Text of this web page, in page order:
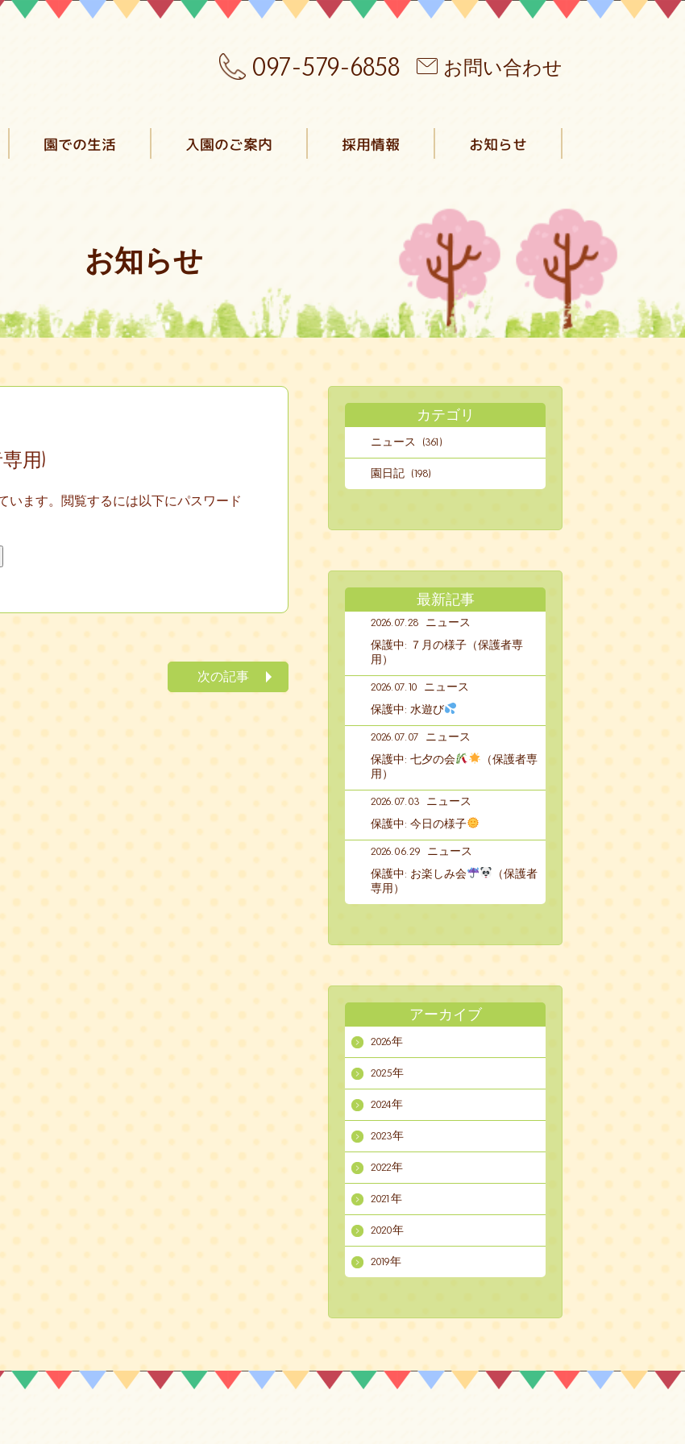
097-579-6858 お問い合わせ
園での生活 入園のご案内 採用情報 お知らせ
お知らせ
用)
います。閲覧するには以下にパスワード
次の記事
カテゴリ
ニュース (361)
園日記 (198)
最新記事
2026.07.28
ニュース
保護中: ７月の様子（保護者専
用）
2026.07.10
ニュース
保護中: 水遊び
2026.07.07
ニュース
保護中: 七夕の会
（保護者専
用）
2026.07.03
ニュース
保護中: 今日の様子
2026.06.29
ニュース
保護中: お楽しみ会
（保護者
専用）
アーカイブ
2026年
2025年
2024年
2023年
2022年
2021年
2020年
2019年